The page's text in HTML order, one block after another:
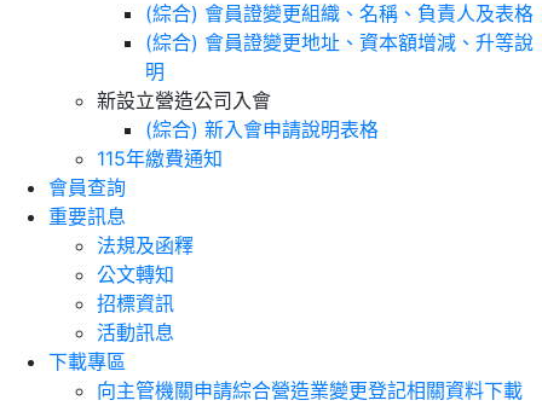
(綜合) 會員證變更組織、名稱、負責人及表格
(綜合) 會員證變更地址、資本額增減、升等說
明
新設立營造公司入會
(綜合) 新入會申請說明表格
115年繳費通知
會員查詢
重要訊息
法規及函釋
公文轉知
招標資訊
活動訊息
下載專區
向主管機關申請綜合營造業變更登記相關資料下載